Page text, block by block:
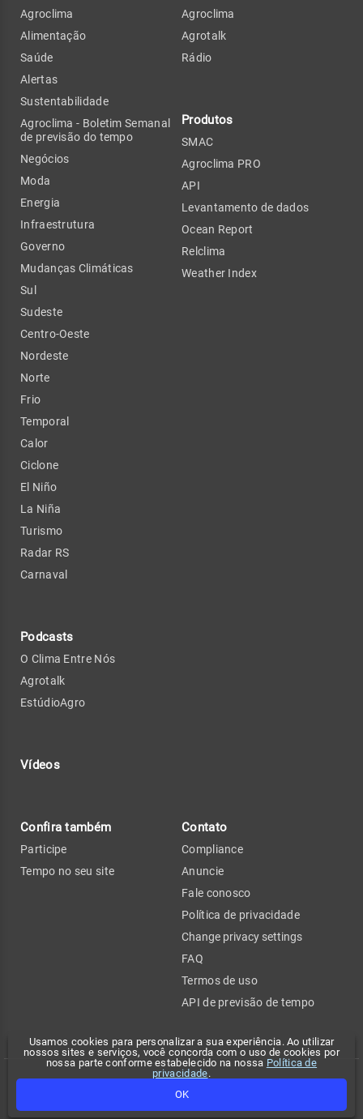
Usamos cookies para personalizar a sua experiência. Ao utilizar
nossos sites e serviços, você concorda com o uso de cookies por
nossa parte conforme estabelecido na nossa Política de
privacidade.
OK
Agroclima
Alimentação
Saúde
Alertas
Sustentabilidade
Agroclima - Boletim Semanal
de previsão do tempo
Negócios
Moda
Energia
Infraestrutura
Governo
Mudanças Climáticas
Sul
Sudeste
Centro-Oeste
Nordeste
Norte
Frio
Temporal
Calor
Ciclone
El Niño
La Niña
Turismo
Radar RS
Carnaval
Podcasts
O Clima Entre Nós
Agrotalk
EstúdioAgro
Vídeos
Agroclima
Agrotalk
Rádio
Produtos
SMAC
Agroclima PRO
API
Levantamento de dados
Ocean Report
Relclima
Weather Index
Confira também
Participe
Tempo no seu site
Contato
Compliance
Anuncie
Fale conosco
Política de privacidade
Change privacy settings
FAQ
Termos de uso
API de previsão de tempo
Copyright 2026 - Climatempo. Todos os direitos reservados.